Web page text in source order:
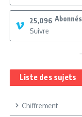
25,096 Abonnés
Suivre
Liste des sujets
Chiffrement